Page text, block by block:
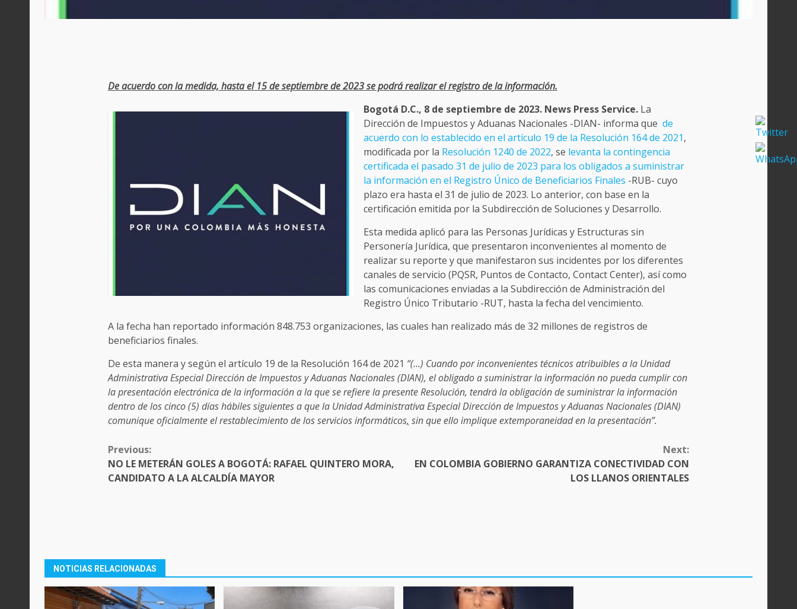
De acuerdo con la medida, hasta el 15 de septiembre de 2023 se podrá realizar el registro de la información.
Bogotá D.C., 8 de septiembre de 2023. News Press Service. La
Dirección de Impuestos y Aduanas Nacionales -DIAN- informa que de
acuerdo con lo establecido en el artículo 19 de la Resolución 164 de 2021,
modificada por la Resolución 1240 de 2022, se levanta la contingencia
certificada el pasado 31 de julio de 2023 para los obligados a suministrar
la información en el Registro Único de Beneficiarios Finales -RUB- cuyo
plazo era hasta el 31 de julio de 2023. Lo anterior, con base en la
certificación emitida por la Subdirección de Soluciones y Desarrollo.
Esta medida aplicó para las Personas Jurídicas y Estructuras sin
Personería Jurídica, que presentaron inconvenientes al momento de
realizar su reporte y que manifestaron sus incidentes por los diferentes
canales de servicio (PQSR, Puntos de Contacto, Contact Center), así como
las comunicaciones enviadas a la Subdirección de Administración del
Registro Único Tributario -RUT, hasta la fecha del vencimiento.
A la fecha han reportado información 848.753 organizaciones, las cuales han realizado más de 32 millones de registros de
beneficiarios finales.
De esta manera y según el artículo 19 de la Resolución 164 de 2021 “(…) Cuando por inconvenientes técnicos atribuibles a la Unidad
Administrativa Especial Dirección de Impuestos y Aduanas Nacionales (DIAN), el obligado a suministrar la información no pueda cumplir con
la presentación electrónica de la información a la que se refiere la presente Resolución, tendrá la obligación de suministrar la información
dentro de los cinco (5) días hábiles siguientes a que la Unidad Administrativa Especial Dirección de Impuestos y Aduanas Nacionales (DIAN)
comunique oficialmente el restablecimiento de los servicios informáticos, sin que ello implique extemporaneidad en la presentación”.
CONTINUE
READING
Previous:
NO LE METERÁN GOLES A BOGOTÁ: RAFAEL QUINTERO MORA,
CANDIDATO A LA ALCALDÍA MAYOR
Next:
EN COLOMBIA GOBIERNO GARANTIZA CONECTIVIDAD CON
LOS LLANOS ORIENTALES
NOTICIAS RELACIONADAS